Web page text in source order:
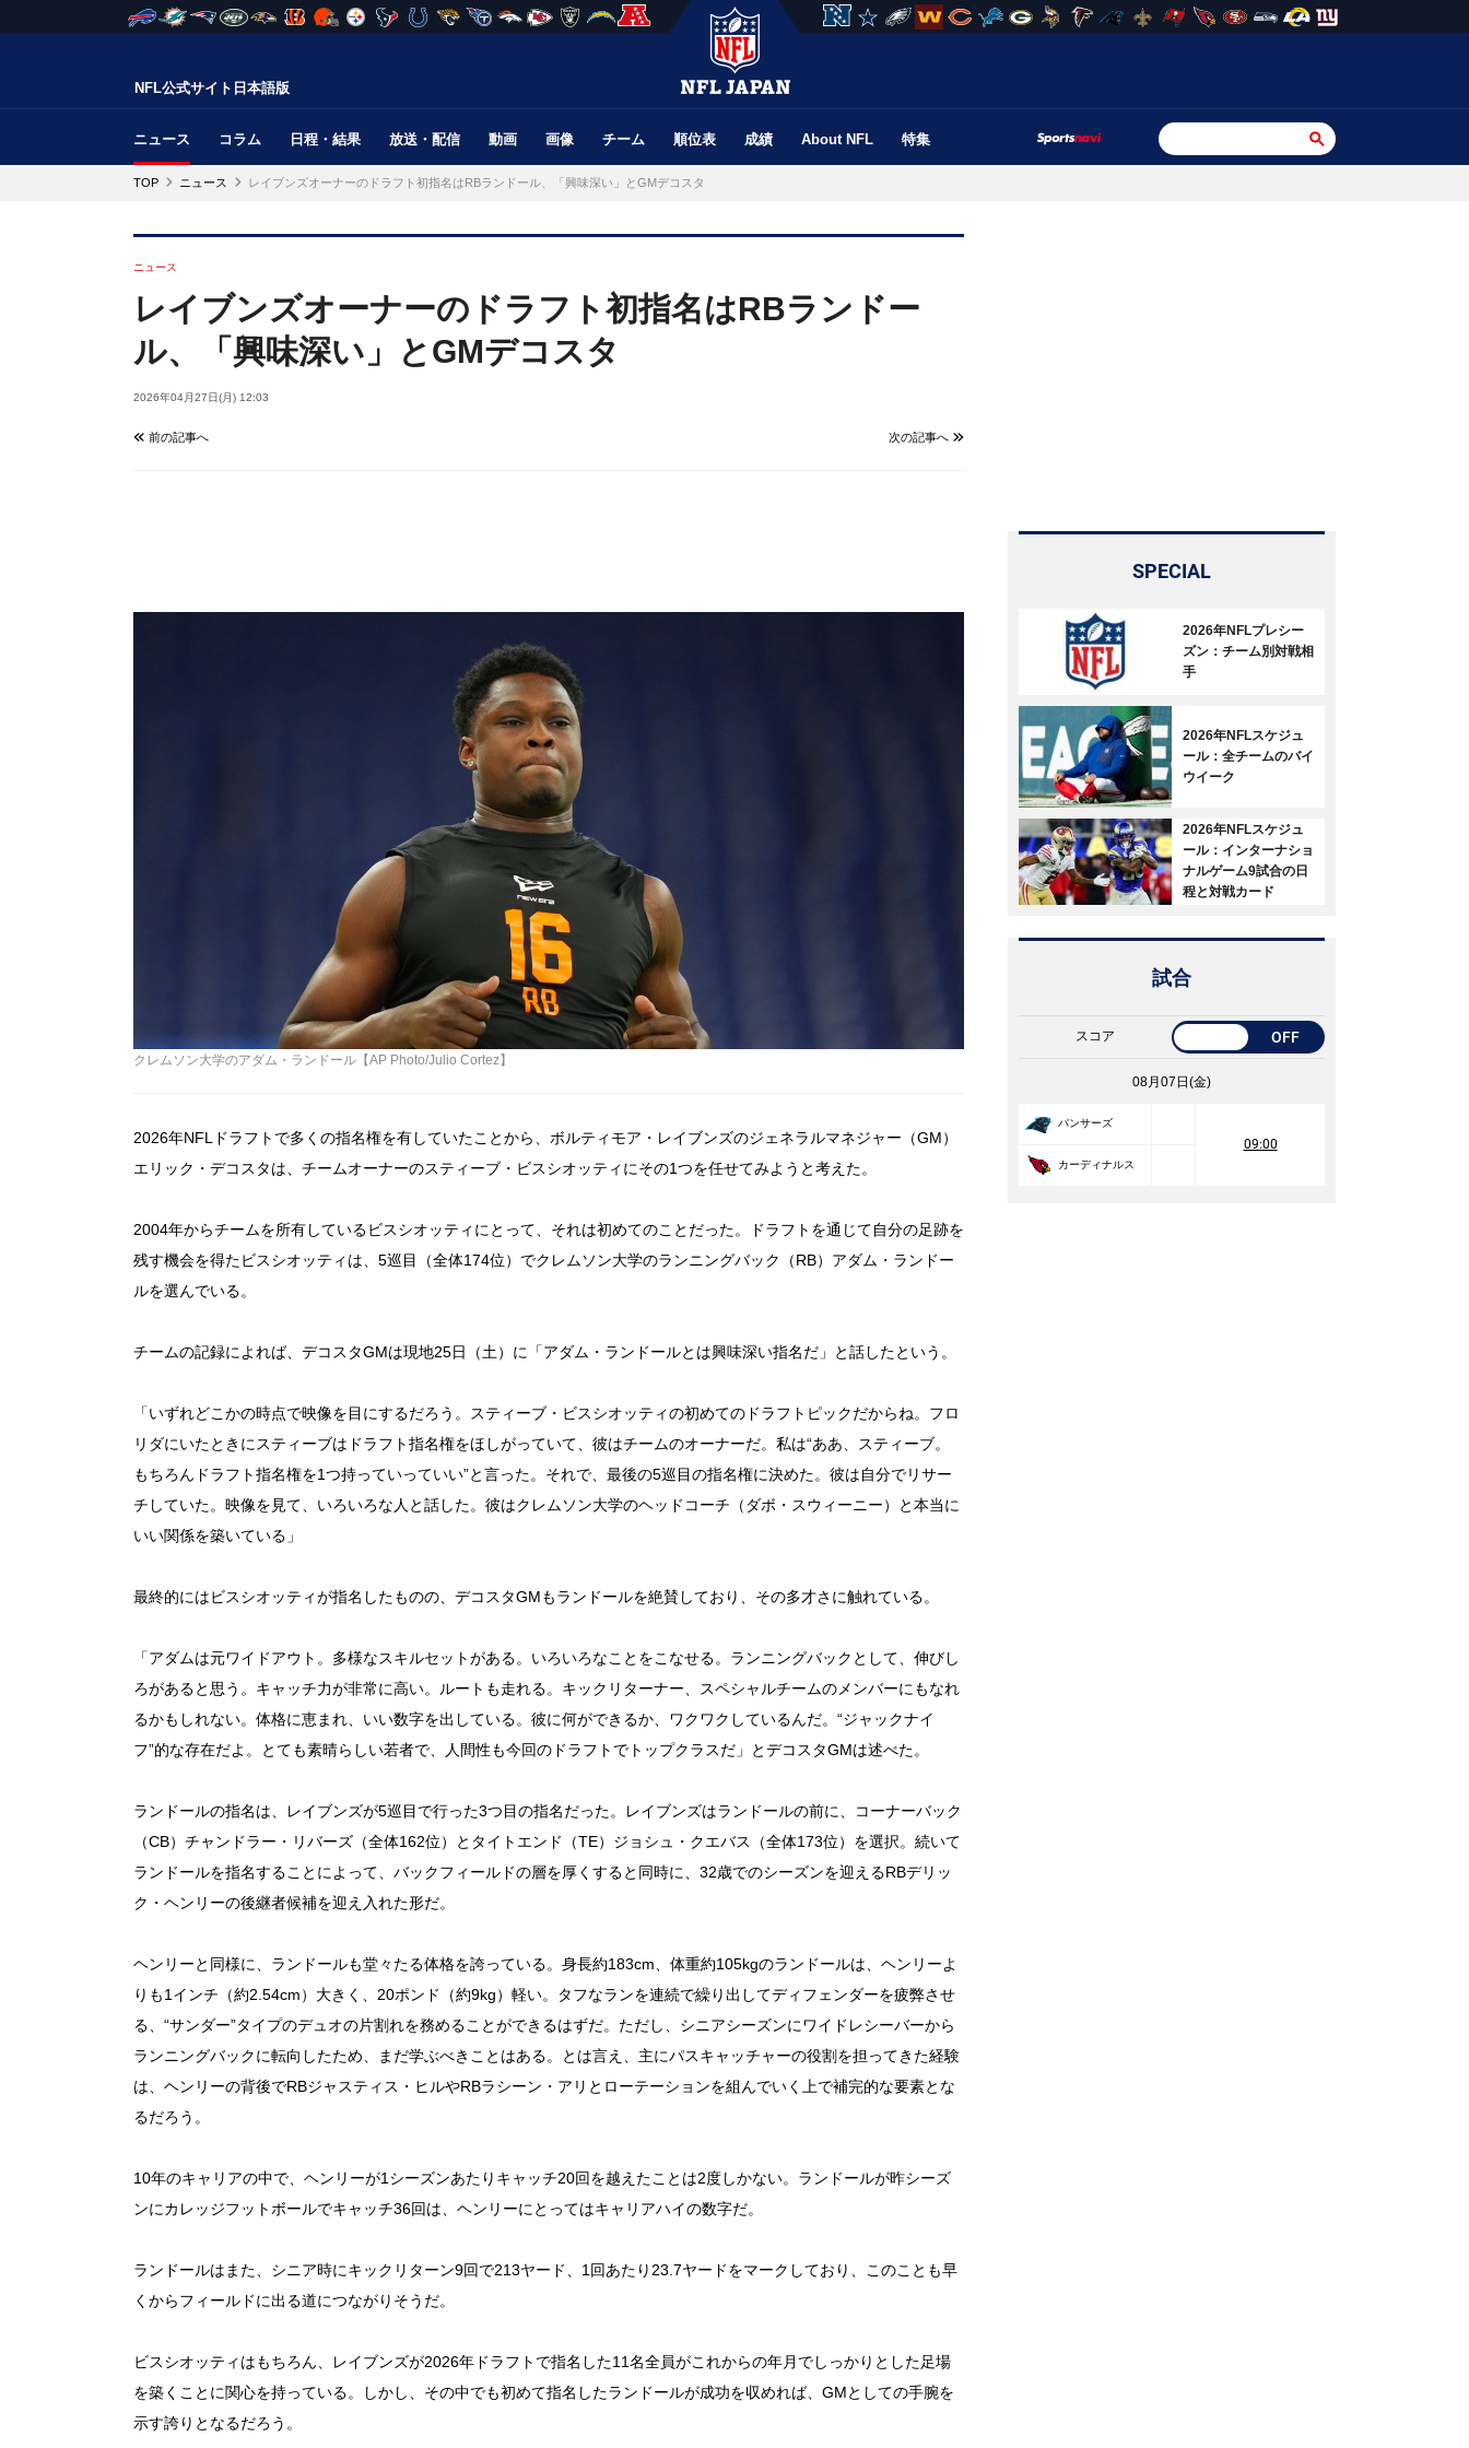
NFL公式サイト日本語版
ニュース コラム 日程・結果 放送・配信 動画 画像 チーム 順位表 成績 About NFL 特集
TOP ニュース レイブンズオーナーのドラフト初指名はRBランドール、「興味深い」とGMデコスタ
ニュース
レイブンズオーナーのドラフト初指名はRBランドー
ル、「興味深い」とGMデコスタ
2026年04月27日(月) 12:03
前の記事へ 次の記事へ
クレムソン大学のアダム・ランドール【AP Photo/Julio Cortez】
2026年NFLドラフトで多くの指名権を有していたことから、ボルティモア・レイブンズのジェネラルマネジャー（GM）
エリック・デコスタは、チームオーナーのスティーブ・ビスシオッティにその1つを任せてみようと考えた。
2004年からチームを所有しているビスシオッティにとって、それは初めてのことだった。ドラフトを通じて自分の足跡を
残す機会を得たビスシオッティは、5巡目（全体174位）でクレムソン大学のランニングバック（RB）アダム・ランドー
ルを選んでいる。
チームの記録によれば、デコスタGMは現地25日（土）に「アダム・ランドールとは興味深い指名だ」と話したという。
「いずれどこかの時点で映像を目にするだろう。スティーブ・ビスシオッティの初めてのドラフトピックだからね。フロ
リダにいたときにスティーブはドラフト指名権をほしがっていて、彼はチームのオーナーだ。私は“ああ、スティーブ。
もちろんドラフト指名権を1つ持っていっていい”と言った。それで、最後の5巡目の指名権に決めた。彼は自分でリサー
チしていた。映像を見て、いろいろな人と話した。彼はクレムソン大学のヘッドコーチ（ダボ・スウィーニー）と本当に
いい関係を築いている」
最終的にはビスシオッティが指名したものの、デコスタGMもランドールを絶賛しており、その多才さに触れている。
「アダムは元ワイドアウト。多様なスキルセットがある。いろいろなことをこなせる。ランニングバックとして、伸びし
ろがあると思う。キャッチ力が非常に高い。ルートも走れる。キックリターナー、スペシャルチームのメンバーにもなれ
るかもしれない。体格に恵まれ、いい数字を出している。彼に何ができるか、ワクワクしているんだ。“ジャックナイ
フ”的な存在だよ。とても素晴らしい若者で、人間性も今回のドラフトでトップクラスだ」とデコスタGMは述べた。
ランドールの指名は、レイブンズが5巡目で行った3つ目の指名だった。レイブンズはランドールの前に、コーナーバック
（CB）チャンドラー・リバーズ（全体162位）とタイトエンド（TE）ジョシュ・クエバス（全体173位）を選択。続いて
ランドールを指名することによって、バックフィールドの層を厚くすると同時に、32歳でのシーズンを迎えるRBデリッ
ク・ヘンリーの後継者候補を迎え入れた形だ。
ヘンリーと同様に、ランドールも堂々たる体格を誇っている。身長約183cm、体重約105kgのランドールは、ヘンリーよ
りも1インチ（約2.54cm）大きく、20ポンド（約9kg）軽い。タフなランを連続で繰り出してディフェンダーを疲弊させ
る、“サンダー”タイプのデュオの片割れを務めることができるはずだ。ただし、シニアシーズンにワイドレシーバーから
ランニングバックに転向したため、まだ学ぶべきことはある。とは言え、主にパスキャッチャーの役割を担ってきた経験
は、ヘンリーの背後でRBジャスティス・ヒルやRBラシーン・アリとローテーションを組んでいく上で補完的な要素とな
るだろう。
10年のキャリアの中で、ヘンリーが1シーズンあたりキャッチ20回を越えたことは2度しかない。ランドールが昨シーズ
ンにカレッジフットボールでキャッチ36回は、ヘンリーにとってはキャリアハイの数字だ。
ランドールはまた、シニア時にキックリターン9回で213ヤード、1回あたり23.7ヤードをマークしており、このことも早
くからフィールドに出る道につながりそうだ。
ビスシオッティはもちろん、レイブンズが2026年ドラフトで指名した11名全員がこれからの年月でしっかりとした足場
を築くことに関心を持っている。しかし、その中でも初めて指名したランドールが成功を収めれば、GMとしての手腕を
示す誇りとなるだろう。
SPECIAL
2026年NFLプレシー
ズン：チーム別対戦相
手
2026年NFLスケジュ
ール：全チームのバイ
ウイーク
2026年NFLスケジュ
ール：インターナショ
ナルゲーム9試合の日
程と対戦カード
試合
スコア OFF
08月07日(金)
パンサーズ
09:00
カーディナルス